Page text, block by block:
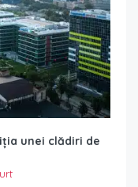
unei clădiri de